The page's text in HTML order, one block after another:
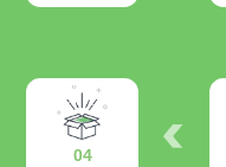
04